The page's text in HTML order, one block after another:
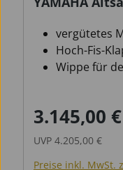
vergütetes
Hoch-Fis-
Wippe für
Verkaufspreis:
3.145,00 €
UVP 4.205,00 €
Preise inkl. MwSt.